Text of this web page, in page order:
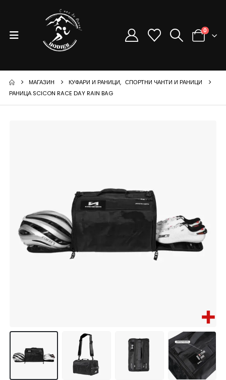
0
МАГАЗИН КУФАРИ И РАНИЦИ, СПОРТНИ ЧАНТИ И РАНИЦИ
РАНИЦА SCICON RACE DAY RAIN BAG